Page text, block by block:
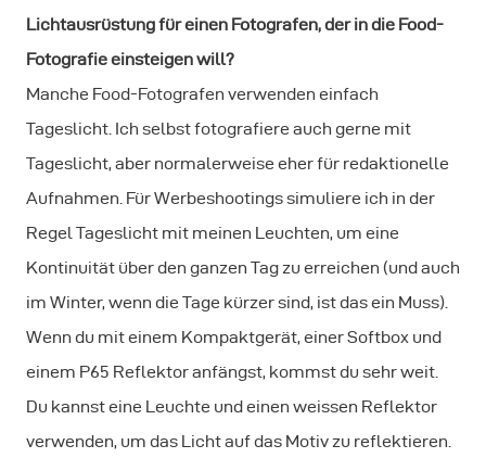
Lichtausrüstung für einen Fotografen, der in die Food-
Fotografie einsteigen will?
Manche Food-Fotografen verwenden einfach
Tageslicht. Ich selbst fotografiere auch gerne mit
Tageslicht, aber normalerweise eher für redaktionelle
Aufnahmen. Für Werbeshootings simuliere ich in der
Regel Tageslicht mit meinen Leuchten, um eine
Kontinuität über den ganzen Tag zu erreichen (und auch
im Winter, wenn die Tage kürzer sind, ist das ein Muss).
Wenn du mit einem Kompaktgerät, einer Softbox und
einem P65 Reflektor anfängst, kommst du sehr weit.
Du kannst eine Leuchte und einen weissen Reflektor
verwenden, um das Licht auf das Motiv zu reflektieren.